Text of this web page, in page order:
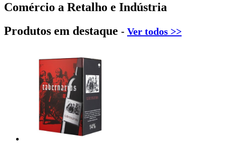
Comércio a Retalho e Indústria
Produtos em destaque - Ver todos >>